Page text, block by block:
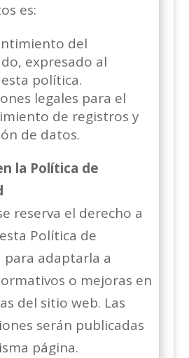
es:
del
expresado al
política.
legales para el
de registros y
de datos.
la Política de
reserva el derecho a
Política de
para adaptarla a
o mejoras en
del sitio web. Las
serán publicadas
página.